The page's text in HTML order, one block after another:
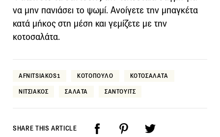
να μην πανιάσει το ψωμί. Ανοίγετε την μπαγκέτα
κατά μήκος στη μέση και γεμίζετε με την
κοτοσαλάτα.
AFNITSIAKOS1 ΚΟΤΟΠΟΥΛΟ ΚΟΤΟΣΑΛΑΤΑ
ΝΙΤΣΙΑΚΟΣ ΣΑΛΑΤΑ ΣΑΝΤΟΥΙΤΣ
SHARE THIS ARTICLE